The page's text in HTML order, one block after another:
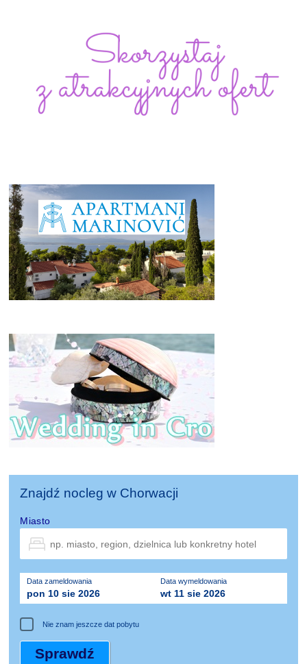
Znajdź nocleg w Chorwacji
Miasto
Data zameldowania
pon 10 sie 2026
Data wymeldowania
wt 11 sie 2026
Nie znam jeszcze dat pobytu